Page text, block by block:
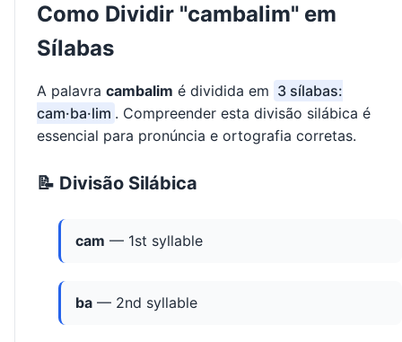
Como Dividir "cambalim" em
Sílabas
A palavra cambalim é dividida em 3 sílabas:
cam·ba·lim . Compreender esta divisão silábica é
essencial para pronúncia e ortografia corretas.
📝 Divisão Silábica
cam — 1st syllable
ba — 2nd syllable